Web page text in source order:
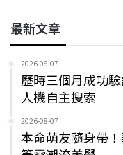
最新文章
2026-08-07
歷時三個月成功
人機自主搜索
2026-08-07
本命萌友隨身帶